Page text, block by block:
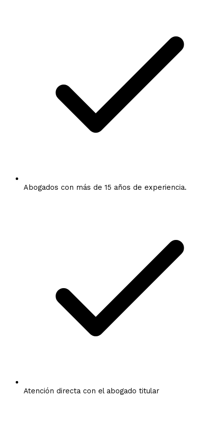
Abogados con más de 15 años de experiencia.
Atención directa con el abogado titular